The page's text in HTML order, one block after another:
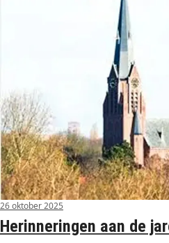
26 oktober 2025
Herinneringen aan de